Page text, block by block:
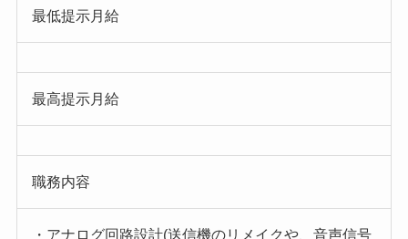
最低提示月給
最高提示月給
職務内容
・アナログ回路設計(送信機のリメイクや、音声信号